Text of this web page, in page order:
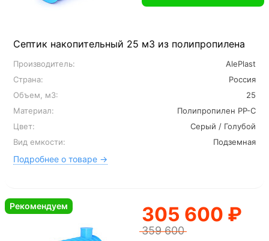
Септик накопительный 25 м3 из полипропилена
Производитель:
AlePlast
Страна:
Россия
Объем, м3:
25
Материал:
Полипропилен PP-C
Цвет:
Серый / Голубой
Вид емкости:
Подземная
Подробнее о товаре →
305 600 ₽
359 600
Рекомендуем